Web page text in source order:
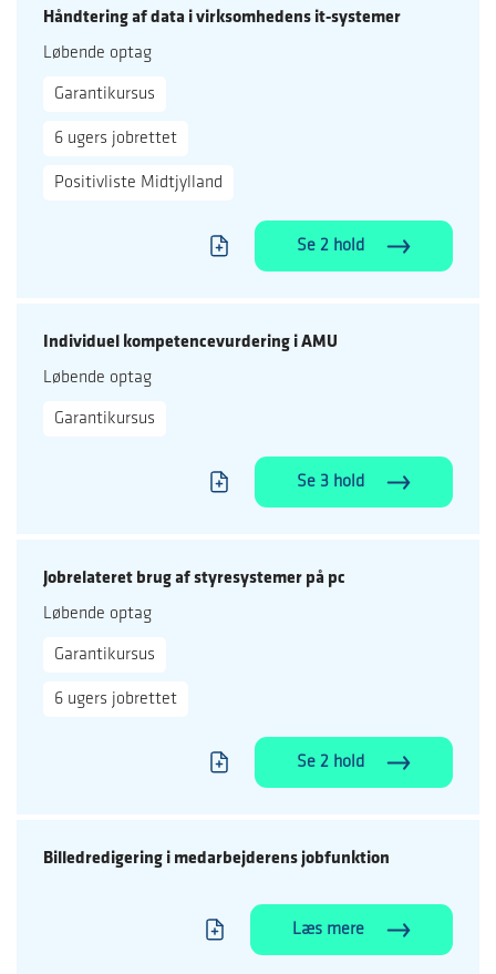
Håndtering af data i virksomhedens it-systemer
Garantikursus
6 ugers jobrettet
Positivliste Midtjylland
Se 2 hold
Løbende optag
Individuel kompetencevurdering i AMU
Garantikursus
Se 3 hold
Løbende optag
Jobrelateret brug af styresystemer på pc
Garantikursus
6 ugers jobrettet
Se 2 hold
Løbende optag
Billedredigering i medarbejderens jobfunktion
Læs mere